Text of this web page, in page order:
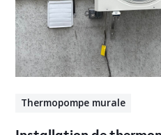
Thermopompe murale